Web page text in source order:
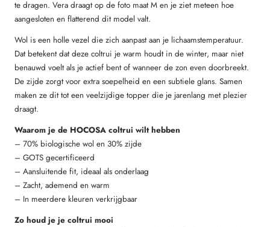
te dragen. Vera draagt op de foto maat M en je ziet meteen hoe
aangesloten en flatterend dit model valt.
Wol is een holle vezel die zich aanpast aan je lichaamstemperatuur.
Dat betekent dat deze coltrui je warm houdt in de winter, maar niet
benauwd voelt als je actief bent of wanneer de zon even doorbreekt.
De zijde zorgt voor extra soepelheid en een subtiele glans. Samen
maken ze dit tot een veelzijdige topper die je jarenlang met plezier
draagt.
Waarom je de HOCOSA coltrui wilt hebben
– 70% biologische wol en 30% zijde
– GOTS gecertificeerd
– Aansluitende fit, ideaal als onderlaag
– Zacht, ademend en warm
– In meerdere kleuren verkrijgbaar
Zo houd je je coltrui mooi